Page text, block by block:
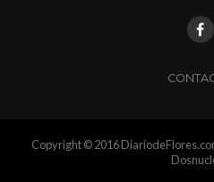
Copyright © 2016